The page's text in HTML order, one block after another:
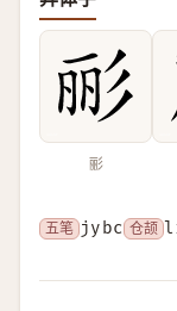
彨
五笔 jybc 仓颉